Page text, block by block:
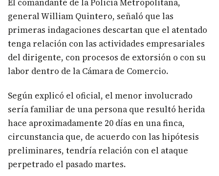
El comandante de la Policía Metropolitana,
general William Quintero, señaló que las
primeras indagaciones descartan que el atentado
tenga relación con las actividades empresariales
del dirigente, con procesos de extorsión o con su
labor dentro de la Cámara de Comercio.
Según explicó el oficial, el menor involucrado
sería familiar de una persona que resultó herida
hace aproximadamente 20 días en una finca,
circunstancia que, de acuerdo con las hipótesis
preliminares, tendría relación con el ataque
perpetrado el pasado martes.